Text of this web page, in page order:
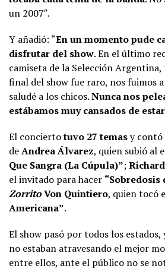
un 2007″.
Y añadió: “En un momento pude
disfrutar del show. En el último
camiseta de la Selección Argentina,
final del show fue raro, nos fuimos
saludé a los chicos.Nunca nos
estábamos muy cansados de
El conciertotuvo 27 temasy contó
deAndrea Álvarez, quien subió al
Que Sangra (La Cúpula)”;
el invitado para hacer “Sobredosis
ZorritoVon Quintiero, quien tocó
Americana”.
El show pasó por todos los estados,
no estaban atravesando el mejor
entre ellos, ante el público no se